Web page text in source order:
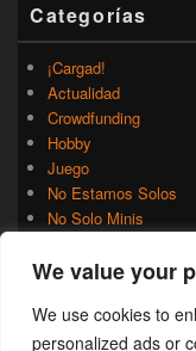
We value your
We use cookies to
personalized ads or
Categorías
¡Cargad!
Actualidad
Crowdfunding
Hobby
Juego
No Estamos Solos
No Solo Minis
Rumores
Uncategorized